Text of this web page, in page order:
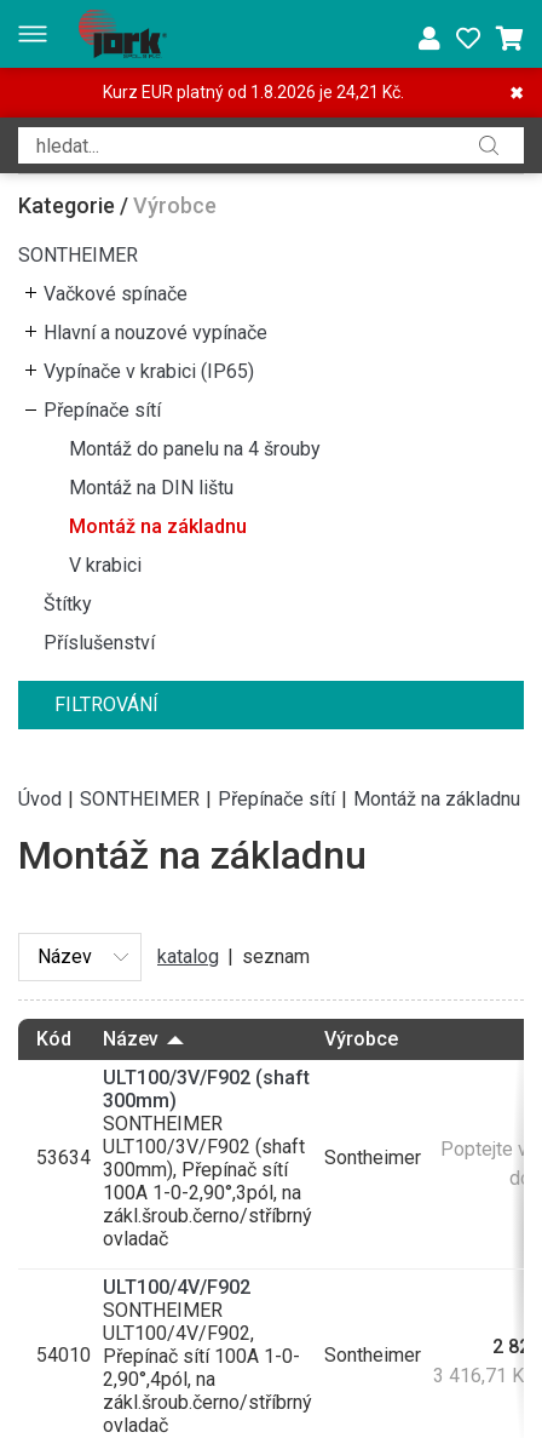
✖
Kurz EUR platný od 1.8.2026 je 24,21 Kč.
Kategorie /Výrobce
SONTHEIMER
Vačkové spínače
Hlavní a nouzové vypínače
Vypínače v krabici (IP65)
Přepínače sítí
Montáž do panelu na 4 šrouby
Montáž na DIN lištu
Montáž na základnu
V krabici
Štítky
Příslušenství
FILTROVÁNÍ
Úvod | SONTHEIMER | Přepínače sítí | Montáž na základnu
Montáž na základnu
katalog | seznam
Kód Název Výrobce
53634
ULT100/3V/F902 (shaft
300mm)
SONTHEIMER
ULT100/3V/F902 (shaft
300mm), Přepínač sítí
100A 1-0-2,90°,3pól, na
zákl.šroub.černo/stříbrný
ovladač
Sontheimer
Poptejte
do
54010
ULT100/4V/F902
SONTHEIMER
ULT100/4V/F902,
Přepínač sítí 100A 1-0-
2,90°,4pól, na
zákl.šroub.černo/stříbrný
ovladač
Sontheimer
2
3 416,71 Kč